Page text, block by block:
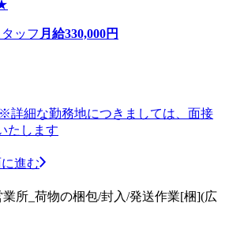
ッフ 月給330,000円
詳細な勤務地につきましては、面接
たします
進む
所_荷物の梱包/封入/発送作業[梱](広